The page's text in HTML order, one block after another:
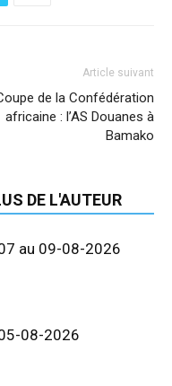
Article suivant
de la Confédération
africaine : l’AS Douanes à
Bamako
DE L'AUTEUR
au 09-08-2026
08-2026